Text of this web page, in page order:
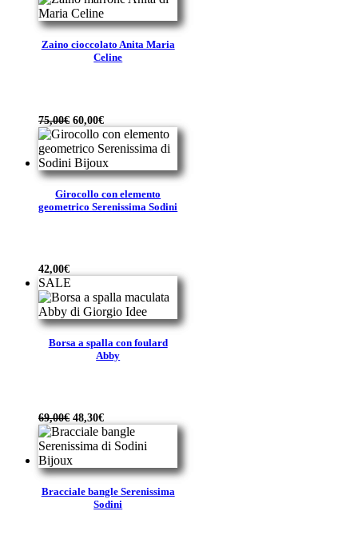
Zaino cioccolato Anita Maria
Celine
75,00€ Il
prezzo
originale
era:
75,00€.
60,00€Il
prezzo
attuale
è:
60,00€.
Girocollo con elemento
geometrico Serenissima Sodini
42,00€
SALE
Borsa a spalla con foulard
Abby
69,00€ Il
prezzo
originale
era:
69,00€.
48,30€Il
prezzo
attuale
è:
48,30€.
Bracciale bangle Serenissima
Sodini